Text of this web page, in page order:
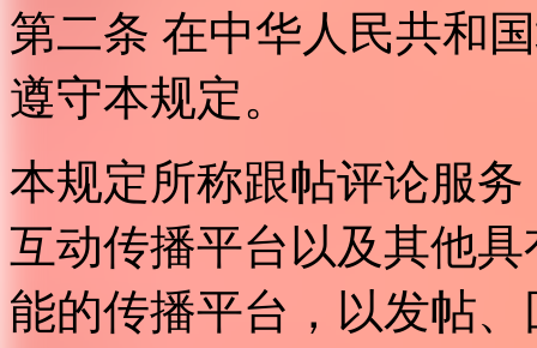
第二条 在中华人民共和
遵守本规定。
本规定所称跟帖评论服
互动传播平台以及其他
能的传播平台，以发帖